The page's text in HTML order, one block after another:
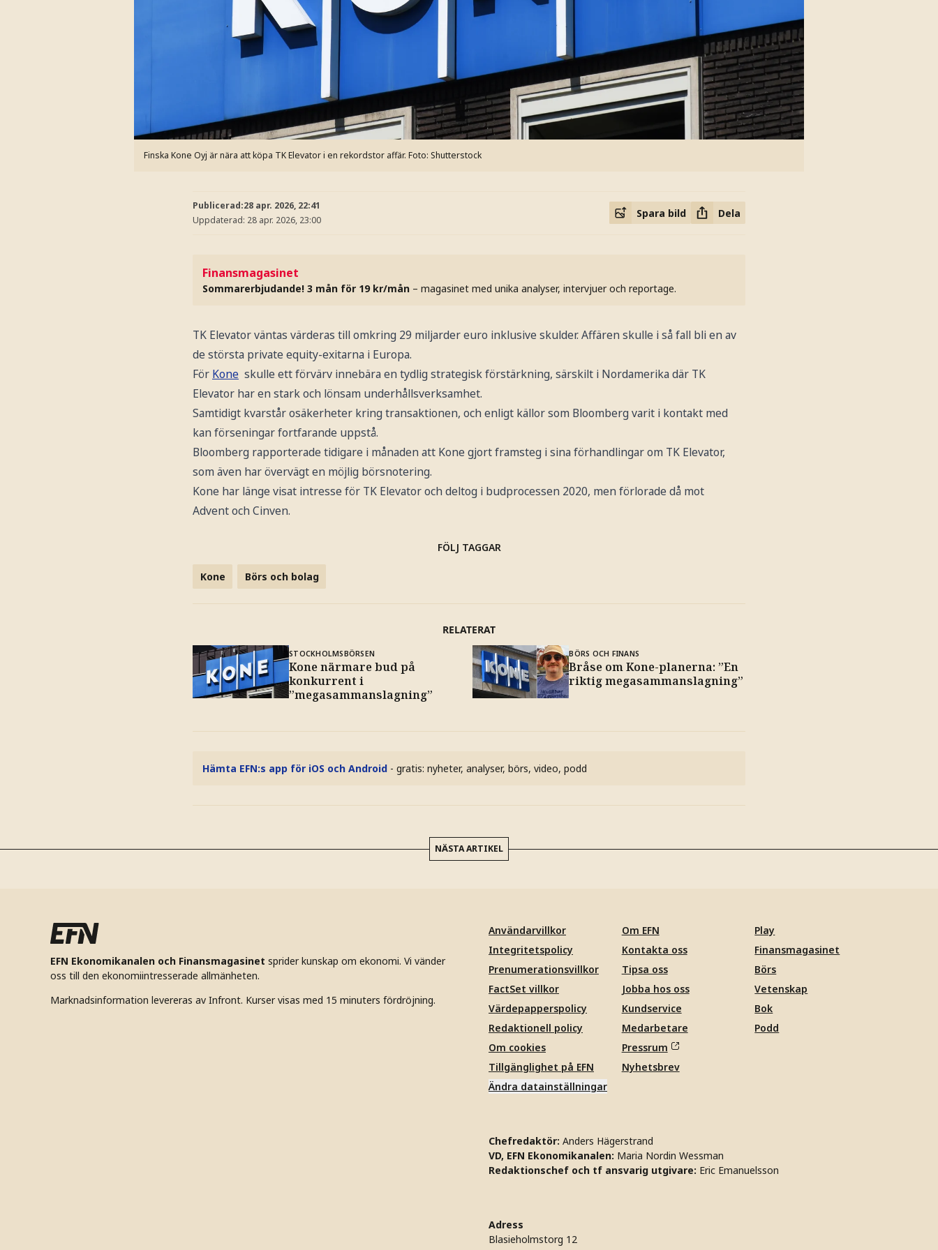
Finska Kone Oyj är nära att köpa TK Elevator i en rekordstor affär. Foto: Shutterstock
Publicerad:28 apr. 2026, 22:41
Uppdaterad: 28 apr. 2026, 23:00
Spara bild Dela
Finansmagasinet
Sommarerbjudande! 3 mån för 19 kr/mån – magasinet med unika analyser, intervjuer och reportage.
TK Elevator väntas värderas till omkring 29 miljarder euro inklusive skulder. Affären skulle i så fall bli en av
de största private equity-exitarna i Europa.
För Kone skulle ett förvärv innebära en tydlig strategisk förstärkning, särskilt i Nordamerika där TK
Elevator har en stark och lönsam underhållsverksamhet.
Samtidigt kvarstår osäkerheter kring transaktionen, och enligt källor som Bloomberg varit i kontakt med
kan förseningar fortfarande uppstå.
Bloomberg rapporterade tidigare i månaden att Kone gjort framsteg i sina förhandlingar om TK Elevator,
som även har övervägt en möjlig börsnotering.
Kone har länge visat intresse för TK Elevator och deltog i budprocessen 2020, men förlorade då mot
Advent och Cinven.
FÖLJ TAGGAR
Kone Börs och bolag
RELATERAT
STOCKHOLMSBÖRSEN
Kone närmare bud på
konkurrent i
”megasammanslagning”
BÖRS OCH FINANS
Bråse om Kone-planerna: ”En
riktig megasammanslagning”
Hämta EFN:s app för iOS och Android - gratis: nyheter, analyser, börs, video, podd
NÄSTA ARTIKEL
EFN Ekonomikanalen och Finansmagasinet sprider kunskap om ekonomi. Vi vänder
oss till den ekonomiintresserade allmänheten.
Marknadsinformation levereras av Infront. Kurser visas med 15 minuters fördröjning.
Användarvillkor
Integritetspolicy
Prenumerationsvillkor
FactSet villkor
Värdepapperspolicy
Redaktionell policy
Om cookies
Tillgänglighet på EFN
Ändra datainställningar
Om EFN
Kontakta oss
Tipsa oss
Jobba hos oss
Kundservice
Medarbetare
Pressrum
Nyhetsbrev
Play
Finansmagasinet
Börs
Vetenskap
Bok
Podd
Chefredaktör: Anders Hägerstrand
VD, EFN Ekonomikanalen: Maria Nordin Wessman
Redaktionschef och tf ansvarig utgivare: Eric Emanuelsson
Adress
Blasieholmstorg 12